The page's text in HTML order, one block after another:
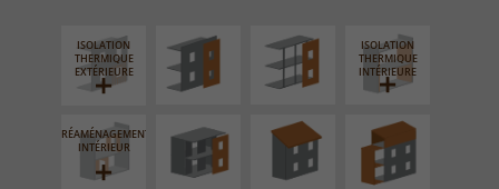
ISOLATION
THERMIQUE
EXTÉRIEURE
ISOLATION
THERMIQUE
INTÉRIEURE
RÉAMÉNAGEMENT
INTÉRIEUR
FERMETURE
LOGGIAS
RÉFECTION DES
TOITURES
SURÉLÉVATION
EXTENSION